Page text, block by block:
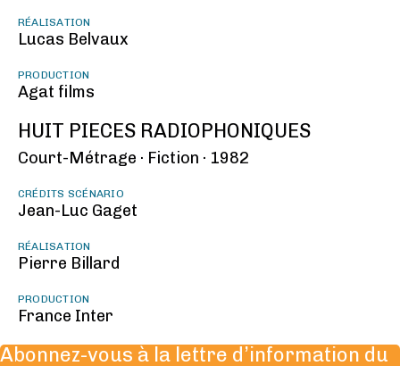
RÉALISATION
Lucas Belvaux
PRODUCTION
Agat films
HUIT PIECES RADIOPHONIQUES
Court-Métrage · Fiction · 1982
CRÉDITS SCÉNARIO
Jean-Luc Gaget
RÉALISATION
Pierre Billard
PRODUCTION
France Inter
Abonnez-vous à la lettre d’information du